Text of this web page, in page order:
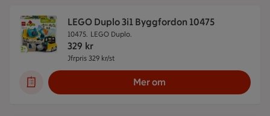
LEGO Duplo 3i1 Byggfordon 10475
10475. LEGO Duplo.
329 kr
Jfrpris 329 kr/st
Mer om